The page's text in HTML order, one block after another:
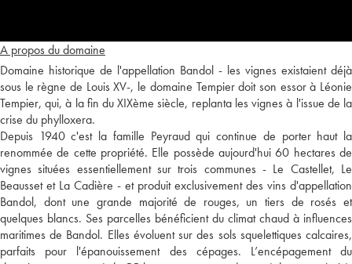
A propos du domaine
Domaine historique de l'appellation Bandol - les vignes existaient déjà
sous le règne de Louis XV-, le domaine Tempier doit son essor à Léonie
Tempier, qui, à la fin du XIXème siècle, replanta les vignes à l'issue de la
crise du phylloxera.
Depuis 1940 c'est la famille Peyraud qui continue de porter haut la
renommée de cette propriété. Elle possède aujourd'hui 60 hectares de
vignes situées essentiellement sur trois communes - Le Castellet, Le
Beausset et La Cadière - et produit exclusivement des vins d'appellation
Bandol, dont une grande majorité de rouges, un tiers de rosés et
quelques blancs. Ses parcelles bénéficient du climat chaud à influences
maritimes de Bandol. Elles évoluent sur des sols squelettiques calcaires,
parfaits pour l'épanouissement des cépages. L’encépagement du